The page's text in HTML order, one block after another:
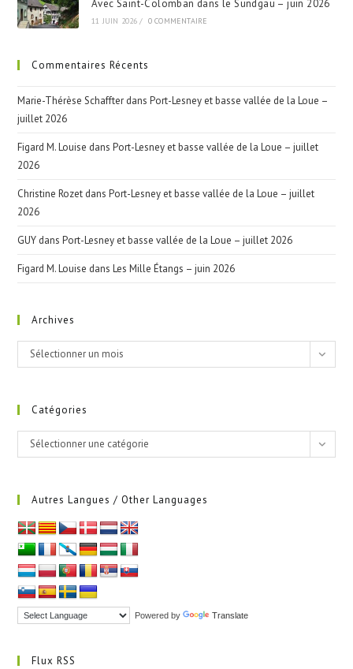
Avec Saint-Colomban dans le Sundgau – juin 2026
11 JUIN 2026 / 0 COMMENTAIRE
Commentaires Récents
Marie-Thérèse Schaffter dansPort-Lesney et basse vallée de la Loue –
juillet 2026
Figard M. Louise dansPort-Lesney et basse vallée de la Loue – juillet
2026
Christine Rozet dansPort-Lesney et basse vallée de la Loue – juillet
2026
GUY dansPort-Lesney et basse vallée de la Loue – juillet 2026
Figard M. Louise dansLes Mille Étangs – juin 2026
Archives
Archives
Sélectionner un mois
Catégories
Catégories
Sélectionner une catégorie
Autres Langues / Other Languages
Powered by Translate
Flux RSS